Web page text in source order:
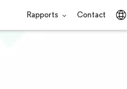
Rapports Contact